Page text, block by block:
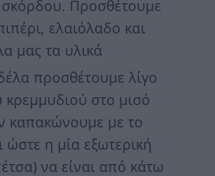
σκόρδου. Προσθέτουμε
ελαιόλαδο και
μας τα υλικά
προσθέτουμε λίγο
κρεμμυδιού στο μισό
καπακώνουμε με το
ώστε η μία εξωτερική
να είναι από κάτω